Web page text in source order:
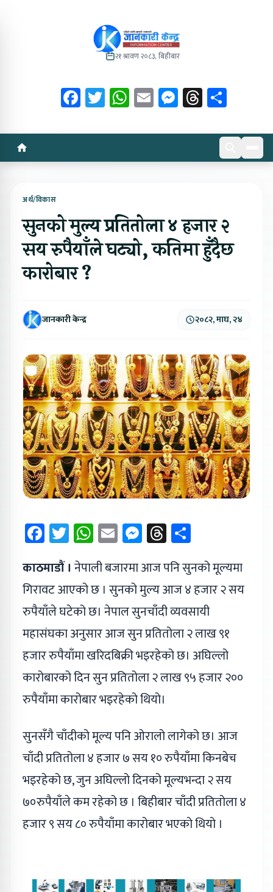
२१ श्रावण २०८३, बिहीबार
Facebook
Twitter
WhatsApp
EmailMessenger
Threads
अर्थ/विकास
सुनको मुल्य प्रतितोला ४ हजार २
सय रुपैयाँले घट्यो, कतिमा हुँदैछ
कारोबार ?
जानकारी केन्द्र २०८२, माघ, २४
Facebook
Twitter
WhatsApp
EmailMessenger
Threads
काठमाडौं । नेपाली बजारमा आज पनि सुनको मूल्यमा
गिरावट आएको छ । सुनको मुल्य आज ४ हजार २ सय
रुपैयाँले घटेको छ। नेपाल सुनचाँदी व्यवसायी
महासंघका अनुसार आज सुन प्रतितोला २ लाख ९१
हजार रुपैयाँमा खरिदबिक्री भइरहेको छ। अघिल्लो
कारोबारको दिन सुन प्रतितोला २ लाख ९५ हजार २००
रुपैयाँमा कारोबार भइरहेको थियो।
सुनसँगै चाँदीको मूल्य पनि ओरालो लागेको छ। आज
चाँदी प्रतितोला ४ हजार ७ सय १० रुपैयाँमा किनबेच
भइरहेको छ, जुन अघिल्लो दिनको मूल्यभन्दा २ सय
७०रुपैयाँले कम रहेको छ । बिहीबार चाँदी प्रतितोला ४
हजार ९ सय ८० रुपैयाँमा कारोबार भएको थियो ।